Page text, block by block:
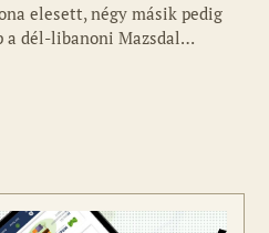
elesett, négy másik pedig
a dél-libanoni Mazsdal…